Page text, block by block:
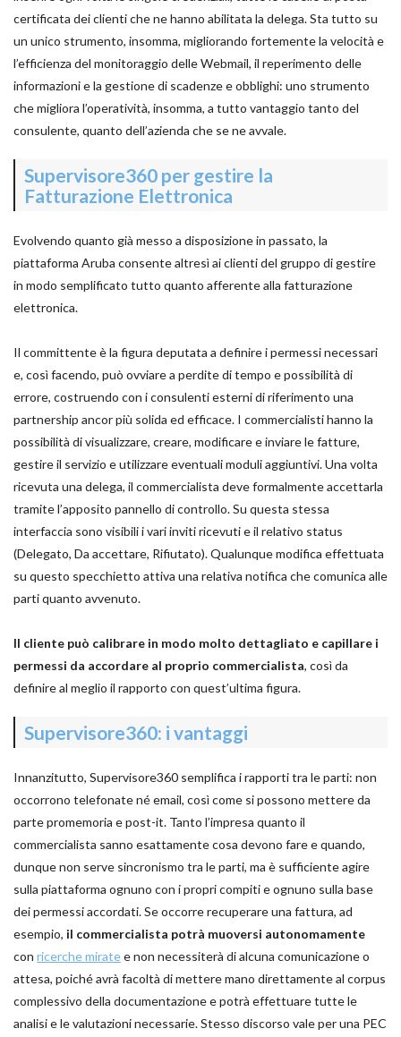
certificata dei clienti che ne hanno abilitata la delega. Sta tutto su
un unico strumento, insomma, migliorando fortemente la velocità e
l’efficienza del monitoraggio delle Webmail, il reperimento delle
informazioni e la gestione di scadenze e obblighi: uno strumento
che migliora l’operatività, insomma, a tutto vantaggio tanto del
consulente, quanto dell’azienda che se ne avvale.
Supervisore360 per gestire la
Fatturazione Elettronica
Evolvendo quanto già messo a disposizione in passato, la
piattaforma Aruba consente altresì ai clienti del gruppo di gestire
in modo semplificato tutto quanto afferente alla fatturazione
elettronica.
Il committente è la figura deputata a definire i permessi necessari
e, così facendo, può ovviare a perdite di tempo e possibilità di
errore, costruendo con i consulenti esterni di riferimento una
partnership ancor più solida ed efficace. I commercialisti hanno la
possibilità di visualizzare, creare, modificare e inviare le fatture,
gestire il servizio e utilizzare eventuali moduli aggiuntivi. Una volta
ricevuta una delega, il commercialista deve formalmente accettarla
tramite l’apposito pannello di controllo. Su questa stessa
interfaccia sono visibili i vari inviti ricevuti e il relativo status
(Delegato, Da accettare, Rifiutato). Qualunque modifica effettuata
su questo specchietto attiva una relativa notifica che comunica alle
parti quanto avvenuto.
Il cliente può calibrare in modo molto dettagliato e capillare i
permessi da accordare al proprio commercialista, così da
definire al meglio il rapporto con quest’ultima figura.
Supervisore360: i vantaggi
Innanzitutto, Supervisore360 semplifica i rapporti tra le parti: non
occorrono telefonate né email, così come si possono mettere da
parte promemoria e post-it. Tanto l’impresa quanto il
commercialista sanno esattamente cosa devono fare e quando,
dunque non serve sincronismo tra le parti, ma è sufficiente agire
sulla piattaforma ognuno con i propri compiti e ognuno sulla base
dei permessi accordati. Se occorre recuperare una fattura, ad
esempio, il commercialista potrà muoversi autonomamente
con ricerche miratee non necessiterà di alcuna comunicazione o
attesa, poiché avrà facoltà di mettere mano direttamente al corpus
complessivo della documentazione e potrà effettuare tutte le
analisi e le valutazioni necessarie. Stesso discorso vale per una PEC